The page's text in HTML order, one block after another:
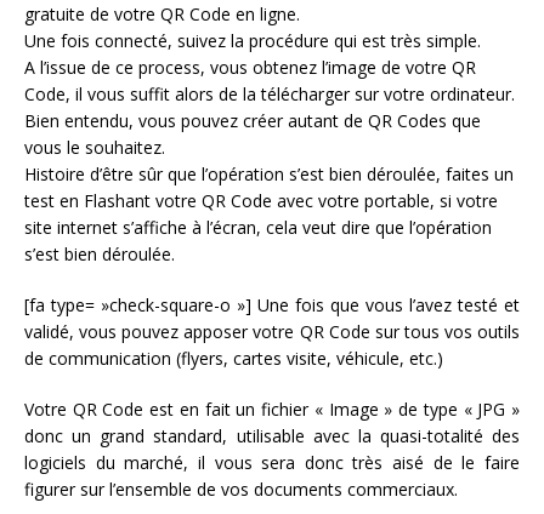
gratuite de votre QR Code en ligne.
Une fois connecté, suivez la procédure qui est très simple.
A l’issue de ce process, vous obtenez l’image de votre QR
Code, il vous suffit alors de la télécharger sur votre ordinateur.
Bien entendu, vous pouvez créer autant de QR Codes que
vous le souhaitez.
Histoire d’être sûr que l’opération s’est bien déroulée, faites un
test en Flashant votre QR Code avec votre portable, si votre
site internet s’affiche à l’écran, cela veut dire que l’opération
s’est bien déroulée.
[fa type= »check-square-o »] Une fois que vous l’avez testé et
validé, vous pouvez apposer votre QR Code sur tous vos outils
de communication (flyers, cartes visite, véhicule, etc.)
Votre QR Code est en fait un fichier « Image » de type « JPG »
donc un grand standard, utilisable avec la quasi-totalité des
logiciels du marché, il vous sera donc très aisé de le faire
figurer sur l’ensemble de vos documents commerciaux.